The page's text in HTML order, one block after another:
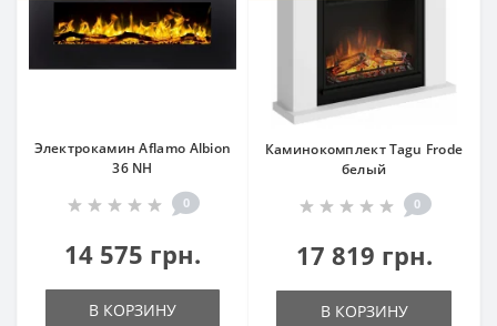
Электрокамин Aflamo Albion
36 NH
0
14 575 грн.
В КОРЗИНУ
Каминокомплект Tagu Frode
белый
0
17 819 грн.
В КОРЗИНУ